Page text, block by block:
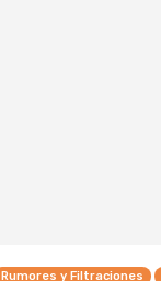
Rumores y Filtraciones